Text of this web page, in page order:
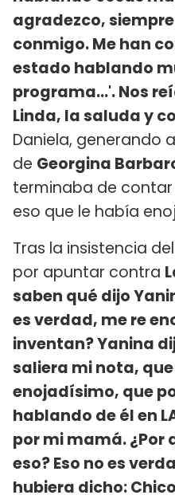
agradezco,
conmigo. Me han
estado hablando
programa...'. Nos
Linda, la saluda y
Daniela, generando
de Georgina
terminaba de
eso que le había
Tras la insistencia
por apuntar contra
saben qué dijo
es verdad, me re
inventan? Yanina
saliera mi nota,
enojadísimo, que
hablando de él en
por mi mamá. ¿Por
eso? Eso no es
hubiera dicho: